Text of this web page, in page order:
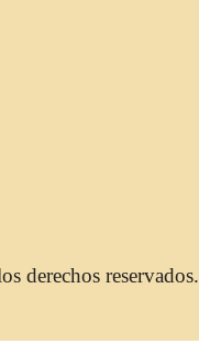
derechos reservados.